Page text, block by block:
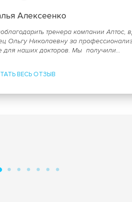
Алексеенко
тренера компании Аптос,
Ольгу Николаевну за
для наших докторов. Мы получили...
ВЕСЬ ОТЗЫВ